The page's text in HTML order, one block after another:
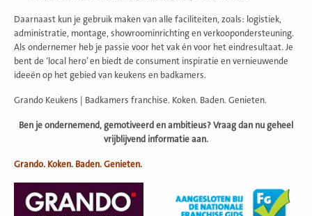
Daarnaast kun je gebruik maken van alle faciliteiten, zoals: logistiek,
administratie, montage, showroominrichting en verkoopondersteuning.
Als ondernemer heb je passie voor het vak én voor het eindresultaat. Je
bent de ‘local hero’ en biedt de consument inspiratie en vernieuwende
ideeën op het gebied van keukens en badkamers.
Grando Keukens | Badkamers franchise. Koken. Baden. Genieten.
Ben je ondernemend, gemotiveerd en ambitieus? Vraag dan nu geheel
vrijblijvend informatie aan.
Grando. Koken. Baden. Genieten.